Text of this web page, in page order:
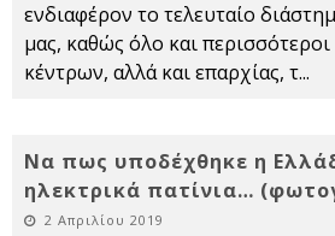
ενδιαφέρον το τελευταίο
μας, καθώς όλο και
κέντρων, αλλά και επαρχίας, τ...
Να πως υποδέχθηκε η
ηλεκτρικά πατίνια…
2 Απριλίου 2019